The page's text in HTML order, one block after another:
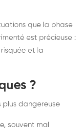
que la phase
est précieuse :
et la
?
plus dangereuse
souvent mal